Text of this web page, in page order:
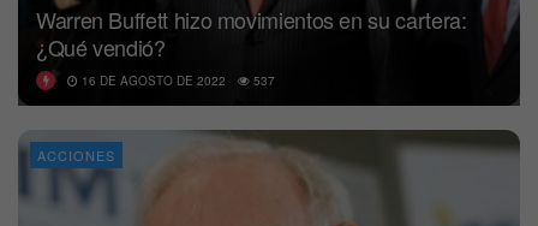
Warren Buffett hizo movimientos en su cartera:
¿Qué vendió?
16 DE AGOSTO DE 2022 537
ACCIONES